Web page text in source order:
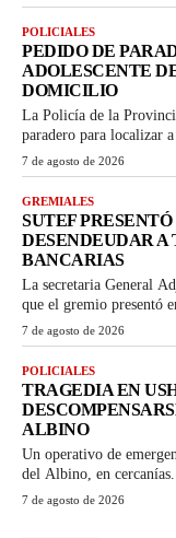
POLICIALES
PEDIDO DE
ADOLESCENTE
DOMICILIO
La Policía de la
paradero para localizar
7 de agosto de 2026
GREMIALES
SUTEF
DESENDEUDAR A
BANCARIAS
La secretaria General
que el gremio presentó
7 de agosto de 2026
POLICIALES
TRAGEDIA EN
ALBINO
Un operativo de
del Albino, en
7 de agosto de 2026